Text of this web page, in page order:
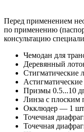
Перед применением
по применению
консультацию
Чемодан для
Деревянный
Стигматические
Призмы 0.5...10
Линза с плоским
Окклюдер — 1
Точечная
Точечная